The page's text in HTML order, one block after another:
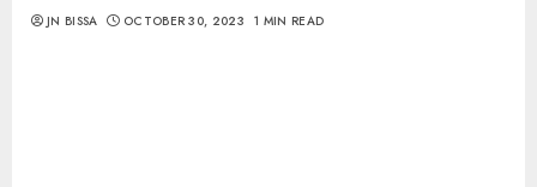
JN BISSA OCTOBER 30, 2023 1 MIN READ